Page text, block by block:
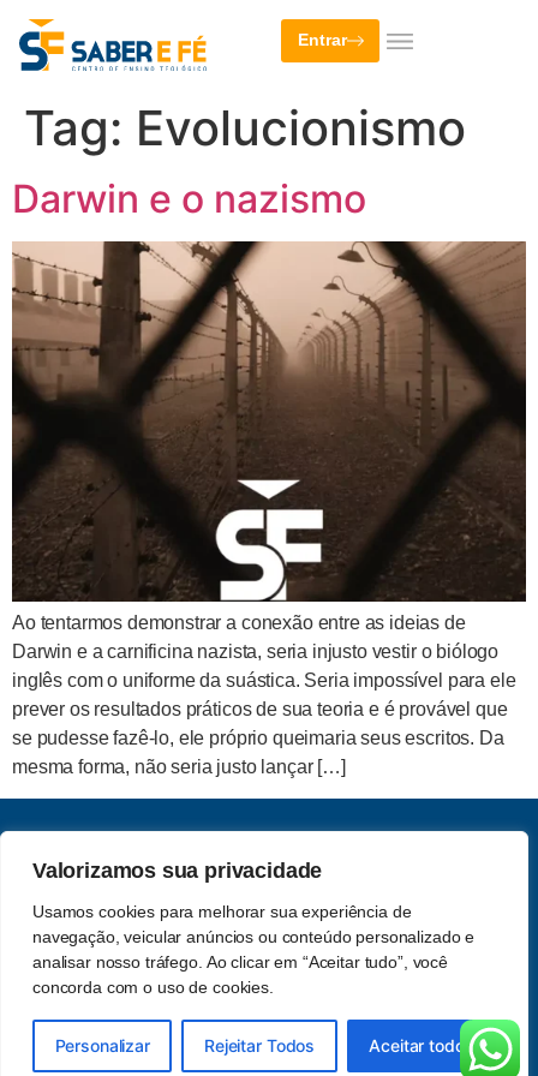
Valorizamos sua privacidade
Usamos cookies para melhorar sua experiência de
navegação, veicular anúncios ou conteúdo personalizado e
analisar nosso tráfego. Ao clicar em “Aceitar tudo”, você
concorda com o uso de cookies.
Personalizar Rejeitar Todos Aceitar todos
Entrar
Tag: Evolucionismo
Darwin e o nazismo
Ao tentarmos demonstrar a conexão entre as ideias de
Darwin e a carnificina nazista, seria injusto vestir o biólogo
inglês com o uniforme da suástica. Seria impossível para ele
prever os resultados práticos de sua teoria e é provável que
se pudesse fazê-lo, ele próprio queimaria seus escritos. Da
mesma forma, não seria justo lançar […]
Acompanhe-nos nas redes
sociais
CNPJ: 62.357.060.0001-13
Saber e Fé Teologia LTDA
Política de Privacidade
Direitos Reservados.